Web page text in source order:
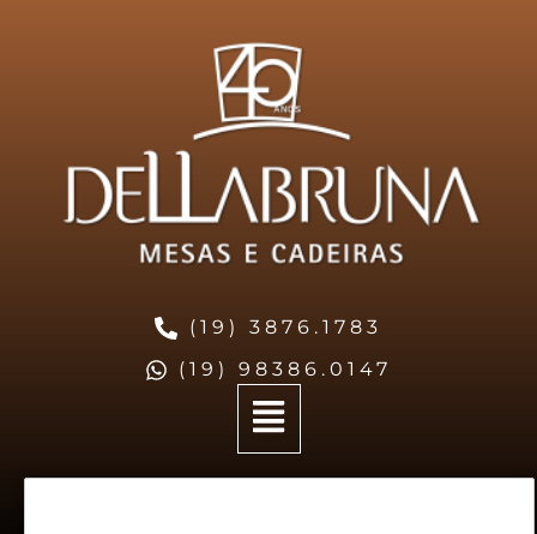
(19) 3876.1783
(19) 98386.0147